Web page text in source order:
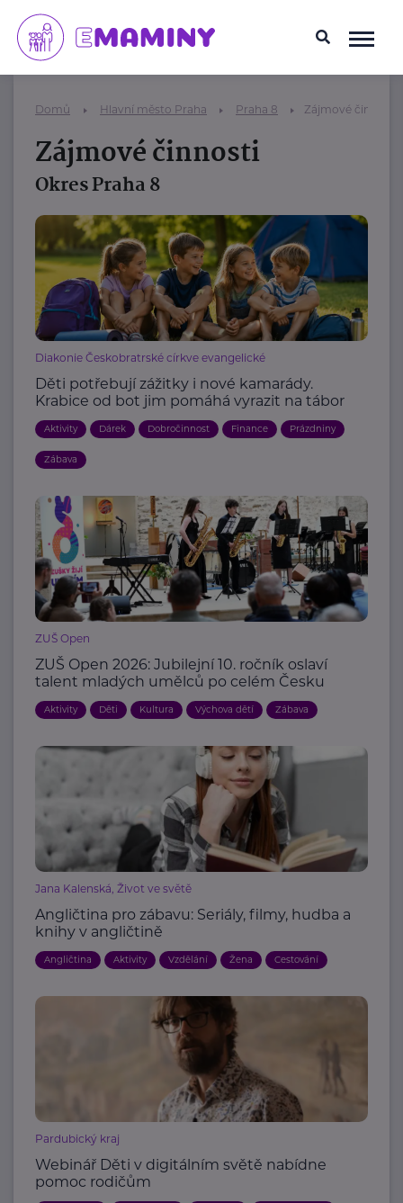
Domů Hlavní město Praha Praha 8 Zájmové činnosti
Zájmové činnosti
Okres Praha 8
Diakonie Českobratrské církve evangelické
Děti potřebují zážitky i nové kamarády.
Krabice od bot jim pomáhá vyrazit na tábor
Aktivity Dárek Dobročinnost Finance Prázdniny
Zábava
ZUŠ Open
ZUŠ Open 2026: Jubilejní 10. ročník oslaví
talent mladých umělců po celém Česku
Aktivity Děti Kultura Výchova dětí Zábava
Jana Kalenská, Život ve světě
Angličtina pro zábavu: Seriály, filmy, hudba a
knihy v angličtině
Angličtina Aktivity Vzdělání Žena Cestování
Pardubický kraj
Webinář Děti v digitálním světě nabídne
pomoc rodičům